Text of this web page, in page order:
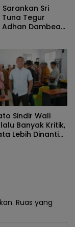
Sarankan Sri
Tegur
Dambea
Sindir Wali
Banyak Kritik,
Lebih Dinanti
Ruas yang